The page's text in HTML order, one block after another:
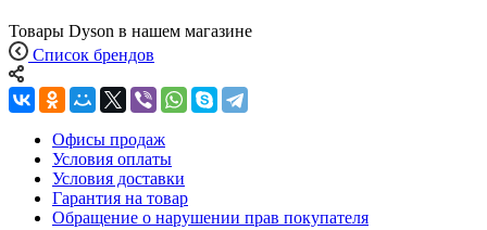
Товары Dyson в нашем магазине
Список брендов
Офисы продаж
Условия оплаты
Условия доставки
Гарантия на товар
Обращение о нарушении прав покупателя